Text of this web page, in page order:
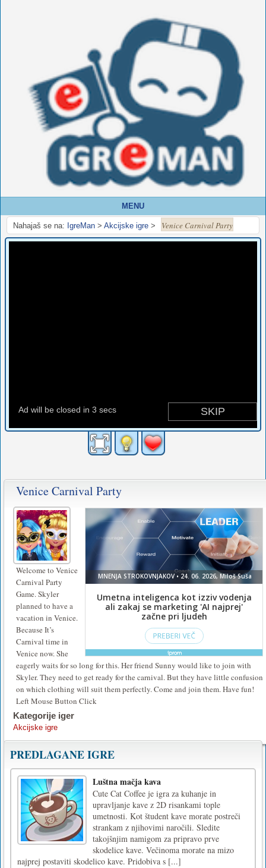
MENU
Nahajaš se na: IgreMan > Akcijske igre > Venice Carnival Party
Venice Carnival Party
Welcome to Venice
Carnival Party
Game. Skyler
planned to have a
vacation in Venice.
Because It’s
Carnival time in
Venice now. She
eagerly waits for so long for this. Her friend Sunny would like to join with
Skyler. They need to get ready for the carnival. But they have little confusion
on which clothing will suit them perfectly. Come and join them. Have fun!
Left Mouse Button Click
Kategorije iger
Akcijske igre
PREDLAGANE IGRE
Luštna mačja kava
Cute Cat Coffee je igra za kuhanje in
upravljanje kave z 2D risankami tople
umetnosti. Kot študent kave morate postreči
strankam z njihovimi naročili. Sledite
takojšnjim namigom za pripravo prve
skodelice kave. Večinoma morate na mizo
najprej postaviti skodelico kave. Pridobiva s [...]